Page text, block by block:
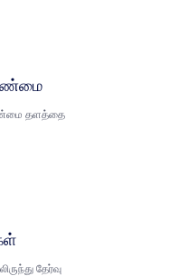
தளத்தை
தேர்வு